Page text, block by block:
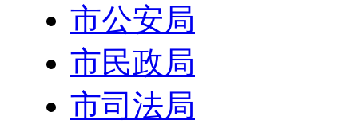
市公安局
市民政局
市司法局